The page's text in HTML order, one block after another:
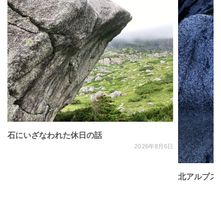
石にいざなわれた休日の話
2026年8月6日
北アルプ